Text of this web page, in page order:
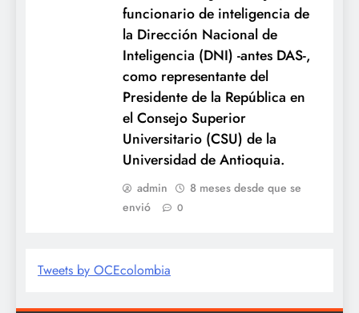
funcionario de inteligencia de
la Dirección Nacional de
Inteligencia (DNI) -antes DAS-,
como representante del
Presidente de la República en
el Consejo Superior
Universitario (CSU) de la
Universidad de Antioquia.
admin
8 meses desde que se
envió
0
Tweets by OCEcolombia